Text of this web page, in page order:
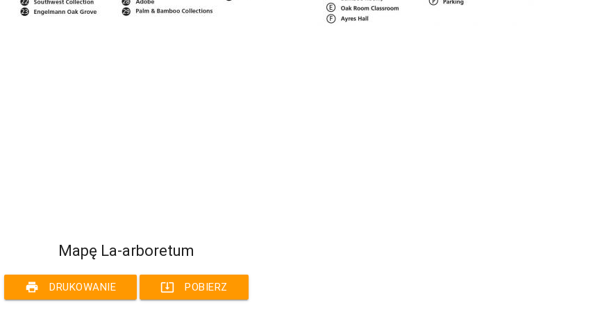
Mapę La-arboretum
print DRUKOWANIE system_update_alt POBIERZ